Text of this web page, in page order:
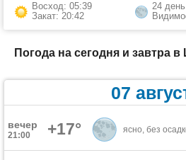
Восход: 05:39
Закат: 20:42
24 день
Погода на сегодня и завтра
07
вечер
21:00 +17° ясно, без